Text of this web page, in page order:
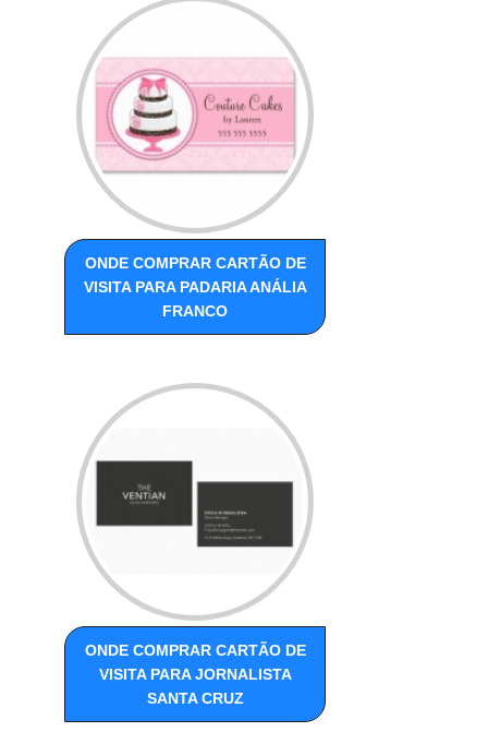
ONDE COMPRAR CARTÃO DE
VISITA PARA PADARIA ANÁLIA
FRANCO
ONDE COMPRAR CARTÃO DE
VISITA PARA JORNALISTA
SANTA CRUZ